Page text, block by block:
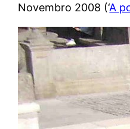
Novembro 2008 (‘A